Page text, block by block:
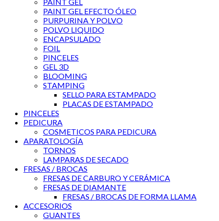
PAINT GEL EFECTO ÓLEO
PURPURINA Y POLVO
POLVO LIQUIDO
ENCAPSULADO
FOIL
PINCELES
GEL 3D
BLOOMING
STAMPING
SELLO PARA ESTAMPADO
PLACAS DE ESTAMPADO
PINCELES
PEDICURA
COSMETICOS PARA PEDICURA
APARATOLOGÍA
TORNOS
LAMPARAS DE SECADO
FRESAS / BROCAS
FRESAS DE CARBURO Y CERÁMICA
FRESAS DE DIAMANTE
FRESAS / BROCAS DE FORMA LLAMA
ACCESORIOS
GUANTES